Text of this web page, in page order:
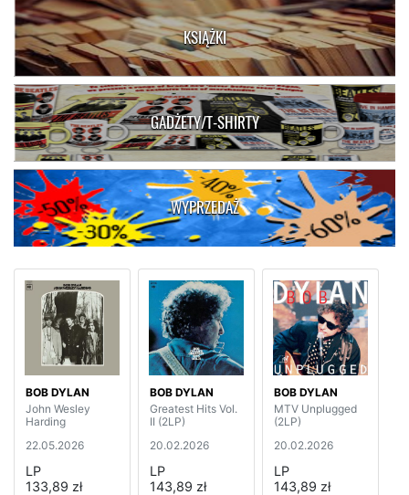
KSIĄŻKI
GADŻETY/T-SHIRTY
WYPRZEDAŻ
BOB DYLAN
John Wesley
Harding
22.05.2026
LP
133,89 zł
BOB DYLAN
Greatest Hits Vol.
II (2LP)
20.02.2026
LP
143,89 zł
BOB DYLAN
MTV Unplugged
(2LP)
20.02.2026
LP
143,89 zł